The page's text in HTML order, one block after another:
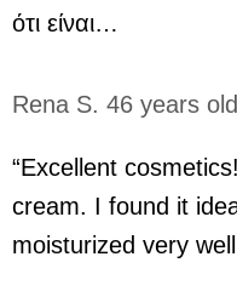
ότι είναι…
Rena S. 46 years
“Excellent
cream. I found it
moisturized very